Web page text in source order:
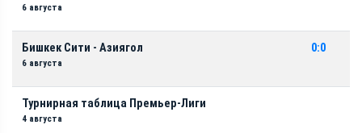
6 августа
Бишкек Сити - Азиягол
6 августа
0:0
Турнирная таблица Премьер-Лиги
4 августа